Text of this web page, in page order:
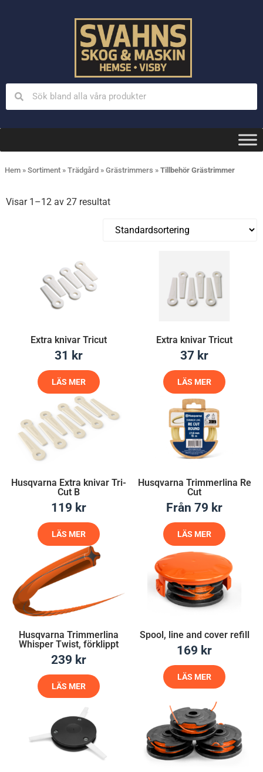
Hem » Sortiment » Trädgård » Grästrimmers » Tillbehör Grästrimmer
Visar 1–12 av 27 resultat
Extra knivar Tricut
31 kr
LÄS MER
Extra knivar Tricut
37 kr
LÄS MER
Husqvarna Extra knivar Tri-
Cut B
119 kr
LÄS MER
Husqvarna Trimmerlina Re
Cut
Från 79 kr
LÄS MER
Husqvarna Trimmerlina
Whisper Twist, förklippt
239 kr
LÄS MER
Spool, line and cover refill
169 kr
LÄS MER